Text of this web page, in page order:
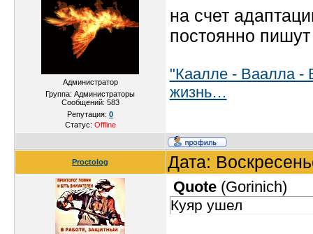
Администратор
Группа: Администраторы
Сообщений: 583
Репутация:0
Статус: Offline
на счет
постоянно
"Каалле - Ваалла -
жизнь…
Proctolog Дата:
Quote(Gorinich)
Куяр ушел